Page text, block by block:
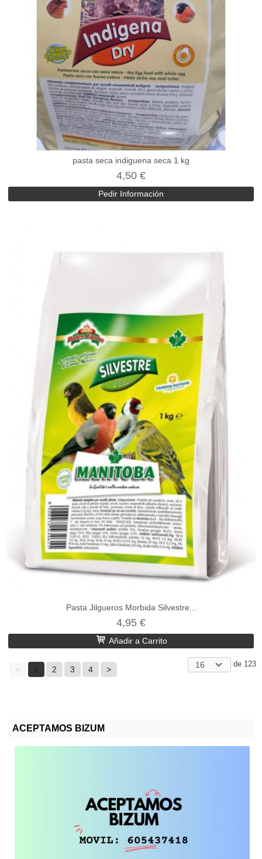
ACEPTAMOS BIZUM
pasta seca indiguena seca 1 kg
4,50 €
Pedir Información
Pasta Jilgueros Morbida Silvestre...
4,95 €
Añadir a Carrito
< 2 3 4 >
de 123